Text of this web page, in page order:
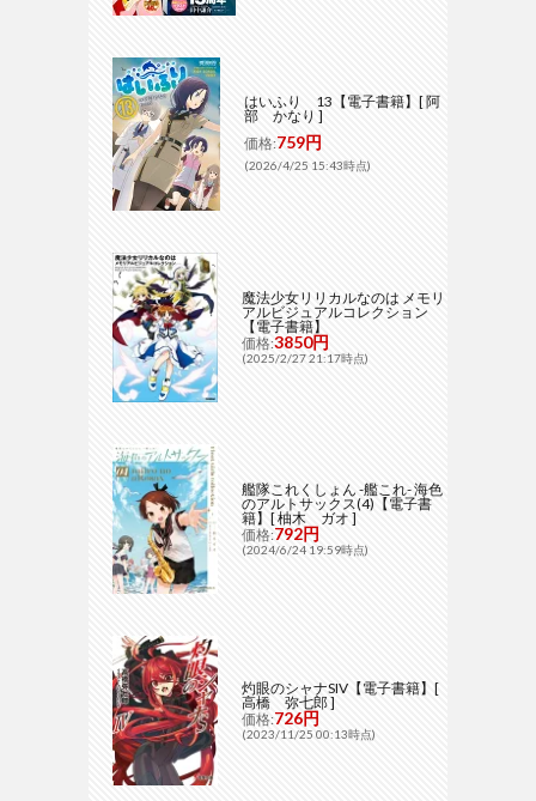
はいふり 13【電子書籍】[ 阿
部 かなり ]
価格:759円
(2026/4/25 15:43時点)
魔法少女リリカルなのは メモリ
アルビジュアルコレクション
【電子書籍】
価格:3850円
(2025/2/27 21:17時点)
艦隊これくしょん -艦これ- 海色
のアルトサックス(4)【電子書
籍】[ 柚木 ガオ ]
価格:792円
(2024/6/24 19:59時点)
灼眼のシャナSIV【電子書籍】[
高橋 弥七郎 ]
価格:726円
(2023/11/25 00:13時点)